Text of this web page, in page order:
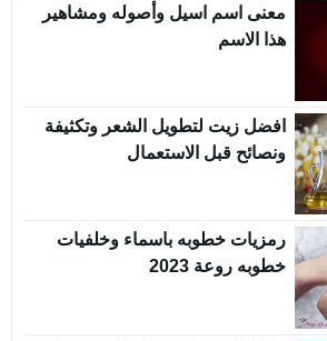
معنى اسم اسيل وأصوله ومشاهير
هذا الاسم
افضل زيت لتطويل الشعر وتكثيفة
ونصائح قبل الاستعمال
رمزيات خطوبه باسماء وخلفيات
خطوبه روعة 2023